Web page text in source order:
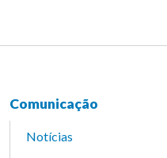
Comunicação
Notícias